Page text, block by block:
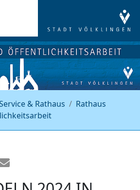
& Rathaus
Rathaus